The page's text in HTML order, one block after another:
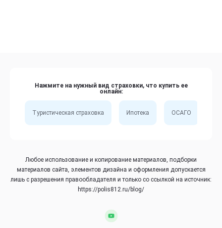
Нажмите на нужный вид страховки, что купить ее
онлайн:
Туристическая страховка Ипотека ОСАГО
Любое использование и копирование материалов, подборки
материалов сайта, элементов дизайна и оформления допускается
лишь с разрешения правообладателя и только со ссылкой на источник:
https://polis812.ru/blog/